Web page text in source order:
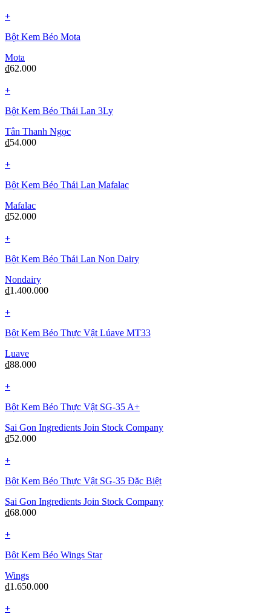
+
Bột Kem Béo Mota
Mota
₫62.000
+
Bột Kem Béo Thái Lan 3Ly
Tân Thanh Ngọc
₫54.000
+
Bột Kem Béo Thái Lan Mafalac
Mafalac
₫52.000
+
Bột Kem Béo Thái Lan Non Dairy
Nondairy
₫1.400.000
+
Bột Kem Béo Thực Vật Lúave MT33
Luave
₫88.000
+
Bột Kem Béo Thực Vật SG-35 A+
Sai Gon Ingredients Join Stock Company
₫52.000
+
Bột Kem Béo Thực Vật SG-35 Đặc Biệt
Sai Gon Ingredients Join Stock Company
₫68.000
+
Bột Kem Béo Wings Star
Wings
₫1.650.000
+